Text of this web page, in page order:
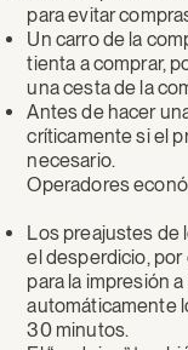
para evitar
Un carro de la
tienta a comprar,
una cesta de la
Antes de hacer
críticamente si el
necesario.
Operadores
Los preajustes de
el desperdicio,
para la impresión
automáticamente
30 minutos.